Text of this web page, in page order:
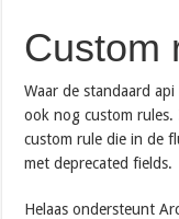
Custom
Waar de standaard
ook nog custom rules.
custom rule die in de
met deprecated fields.
Helaas ondersteunt